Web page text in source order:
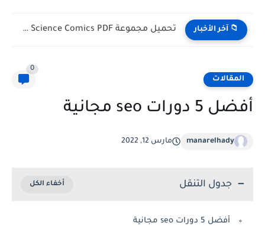
📁 آخر الأخبار تحميل كتب English Idioms مجانا |من كامبريدج English Phrasal Verbs...
المقالات
0
أفضل 5 دورات seo مجانية
manarelhady مارس 12, 2022
جدول التنقل
أفضل 5 دورات seo مجانية